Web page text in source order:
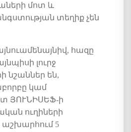
մոտ և
տեղիք չեն
, հազը
լուրջ
նշաններ են,
կամ
ՅՈՒՆԻՍԵՖ-ի
ուղիների
աշխարհում5